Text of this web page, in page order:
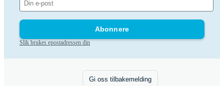
Abonnere
Slik brukes epostadressen din
Gi oss tilbakemelding